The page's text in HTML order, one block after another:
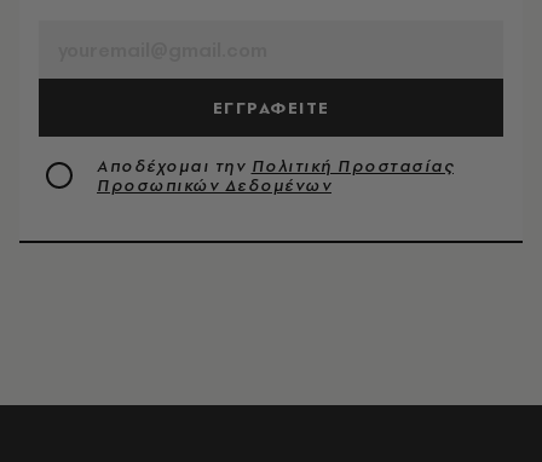
ΕΓΓΡΑΦΕΙΤΕ
Αποδέχομαι την Πολιτική Προστασίας
Προσωπικών Δεδομένων